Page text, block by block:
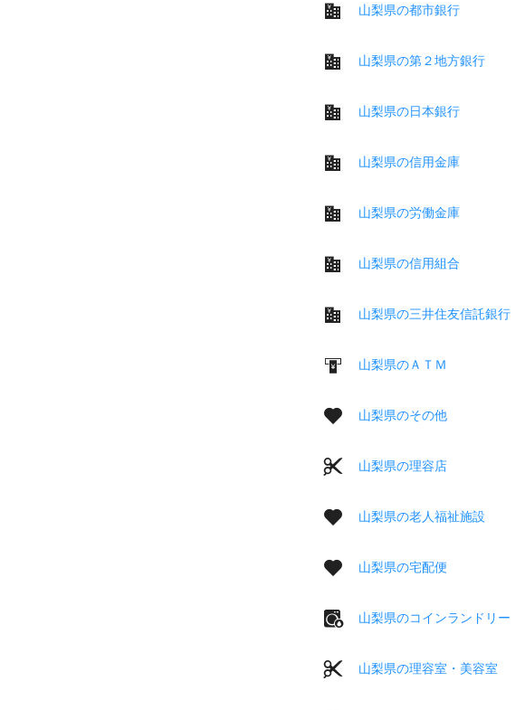
山梨県の都市銀行
山梨県の第２地方銀行
山梨県の日本銀行
山梨県の信用金庫
山梨県の労働金庫
山梨県の信用組合
山梨県の三井住友信託銀行
山梨県のＡＴＭ
山梨県のその他
山梨県の理容店
山梨県の老人福祉施設
山梨県の宅配便
山梨県のコインランドリー
山梨県の理容室・美容室